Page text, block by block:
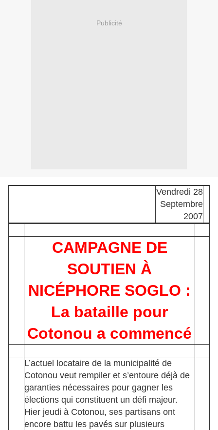
Publicité
Vendredi 28
Septembre
2007
CAMPAGNE DE
SOUTIEN À
NICÉPHORE SOGLO :
La bataille pour
Cotonou a commencé
L’actuel locataire de la municipalité de
Cotonou veut rempiler et s’entoure déjà de
garanties nécessaires pour gagner les
élections qui constituent un défi majeur.
Hier jeudi à Cotonou, ses partisans ont
encore battu les pavés sur plusieurs